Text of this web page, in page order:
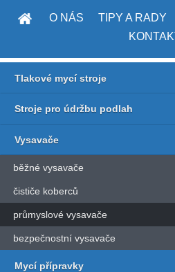
O NÁS TIPY A RADY
Tlakové mycí stroje
Stroje pro údržbu podlah
Vysavače
běžné vysavače
čističe koberců
průmyslové vysavače
bezpečnostní vysavače
Mycí přípravky